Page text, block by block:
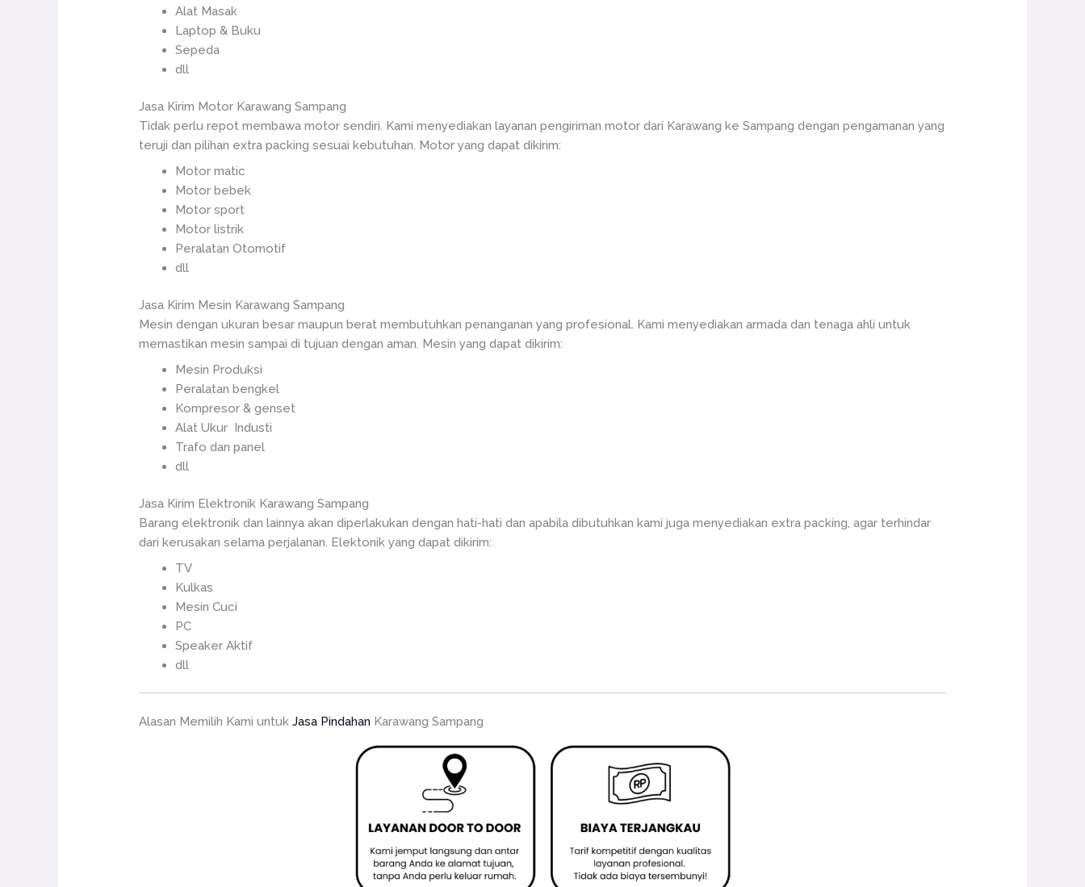
Alat Masak
Laptop & Buku
Sepeda
dll
Jasa Kirim Motor Karawang Sampang
Tidak perlu repot membawa motor sendiri. Kami menyediakan layanan pengiriman motor dari Karawang ke Sampang dengan pengamanan yang
teruji dan pilihan extra packing sesuai kebutuhan. Motor yang dapat dikirim:
Motor matic
Motor bebek
Motor sport
Motor listrik
Peralatan Otomotif
dll
Jasa Kirim Mesin Karawang Sampang
Mesin dengan ukuran besar maupun berat membutuhkan penanganan yang profesional. Kami menyediakan armada dan tenaga ahli untuk
memastikan mesin sampai di tujuan dengan aman. Mesin yang dapat dikirim:
Mesin Produksi
Peralatan bengkel
Kompresor & genset
Alat Ukur Industi
Trafo dan panel
dll
Jasa Kirim Elektronik Karawang Sampang
Barang elektronik dan lainnya akan diperlakukan dengan hati-hati dan apabila dibutuhkan kami juga menyediakan extra packing, agar terhindar
dari kerusakan selama perjalanan. Elektonik yang dapat dikirim:
TV
Kulkas
Mesin Cuci
PC
Speaker Aktif
dll
Alasan Memilih Kami untukJasa Pindahan Karawang Sampang